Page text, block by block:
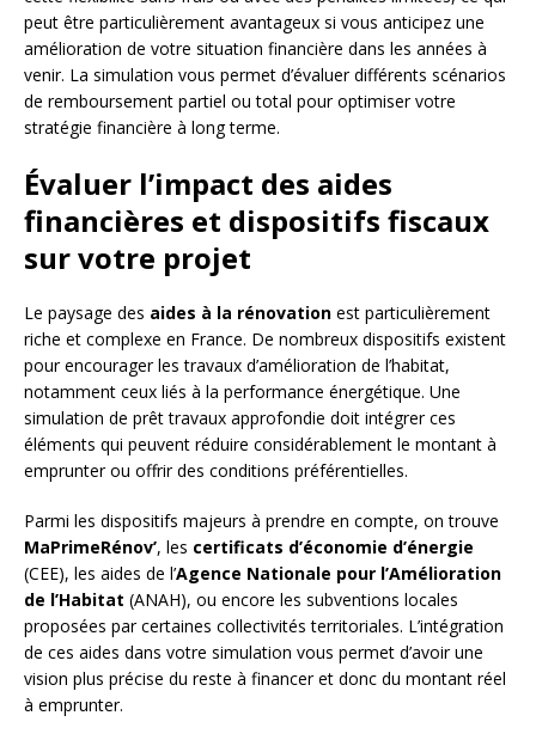
peut être particulièrement avantageux si vous anticipez une
amélioration de votre situation financière dans les années à
venir. La simulation vous permet d’évaluer différents scénarios
de remboursement partiel ou total pour optimiser votre
stratégie financière à long terme.
Évaluer l’impact des aides
financières et dispositifs fiscaux
sur votre projet
Le paysage des aides à la rénovation est particulièrement
riche et complexe en France. De nombreux dispositifs existent
pour encourager les travaux d’amélioration de l’habitat,
notamment ceux liés à la performance énergétique. Une
simulation de prêt travaux approfondie doit intégrer ces
éléments qui peuvent réduire considérablement le montant à
emprunter ou offrir des conditions préférentielles.
Parmi les dispositifs majeurs à prendre en compte, on trouve
MaPrimeRénov’, les certificats d’économie d’énergie
(CEE), les aides de l’Agence Nationale pour l’Amélioration
de l’Habitat (ANAH), ou encore les subventions locales
proposées par certaines collectivités territoriales. L’intégration
de ces aides dans votre simulation vous permet d’avoir une
vision plus précise du reste à financer et donc du montant réel
à emprunter.